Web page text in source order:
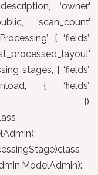
‘owner’,
‘scan_count’,
{ ‘fields’:
stages’, { ‘fields’:
{ ‘fields’:
}),